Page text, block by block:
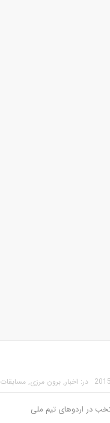
در: اخبار,برون مرزی,مسابقات
در اردوهای تیم ملی